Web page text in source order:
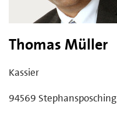
Thomas Müller
Kassier
94569 Stephansposching